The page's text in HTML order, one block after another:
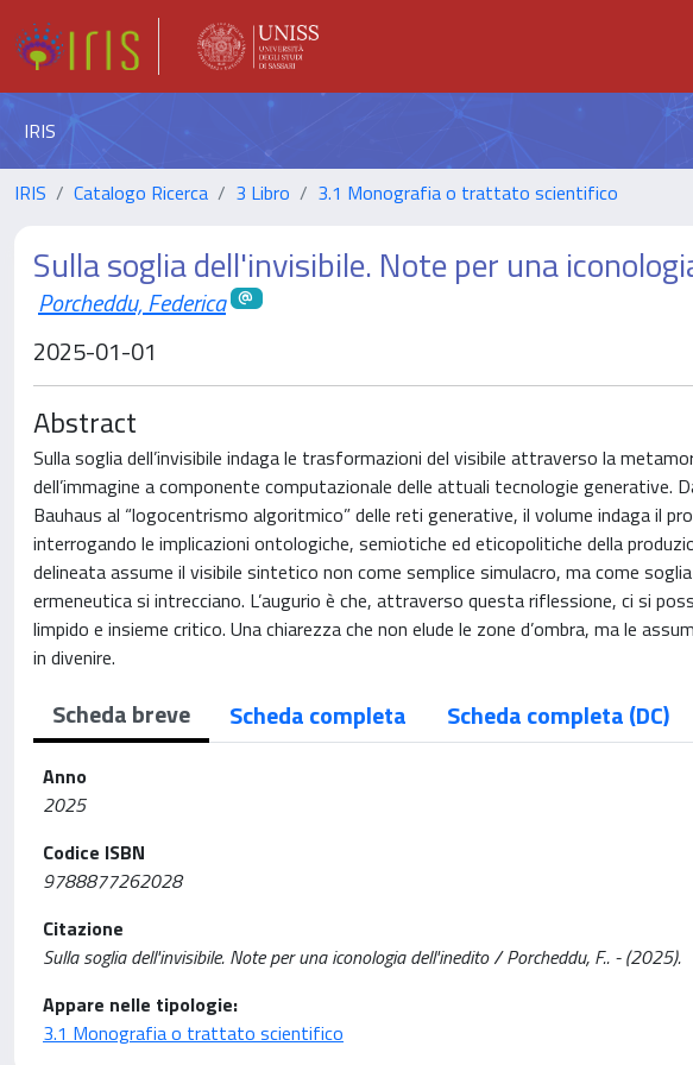
IRIS
IRIS Catalogo Ricerca 3 Libro 3.1 Monografia o trattato scientifico
Sulla soglia dell'invisibile. Note per una
Porcheddu, Federica
2025-01-01
Abstract
Sulla soglia dell’invisibile indaga le trasformazioni del visibile attraverso la
dell’immagine a componente computazionale delle attuali tecnologie generative.
Bauhaus al “logocentrismo algoritmico” delle reti generative, il volume indaga il
interrogando le implicazioni ontologiche, semiotiche ed eticopolitiche della
delineata assume il visibile sintetico non come semplice simulacro, ma come
ermeneutica si intrecciano. L’augurio è che, attraverso questa riflessione, ci si
limpido e insieme critico. Una chiarezza che non elude le zone d’ombra, ma le
in divenire.
Scheda breve Scheda completa Scheda completa (DC)
Anno
2025
Codice ISBN
9788877262028
Citazione
Sulla soglia dell'invisibile. Note per una iconologia dell'inedito / Porcheddu, F.. - (2025).
Appare nelle tipologie:
3.1 Monografia o trattato scientifico